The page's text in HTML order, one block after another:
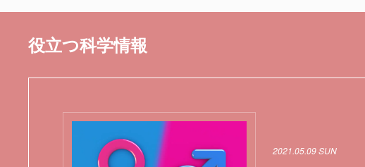
役立つ科学情報
2021.05.09 SUN